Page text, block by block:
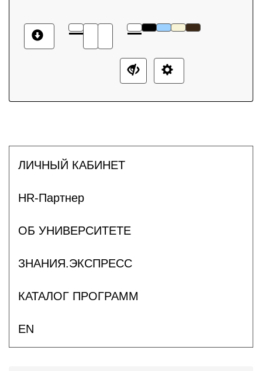
ЛИЧНЫЙ КАБИНЕТ
HR-Партнер
ОБ УНИВЕРСИТЕТЕ
ЗНАНИЯ.ЭКСПРЕСС
КАТАЛОГ ПРОГРАММ
EN